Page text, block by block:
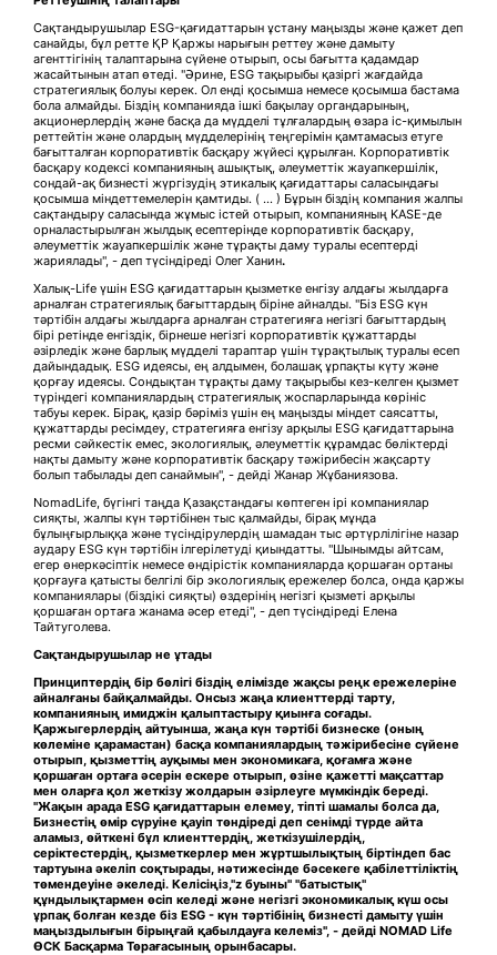
Сақтандырушылар ESG-қағидаттарын ұстану маңызды және қажет деп
санайды, бұл ретте ҚР Қаржы нарығын реттеу және дамыту
агенттігінің талаптарына сүйене отырып, осы бағытта қадамдар
жасайтынын атап өтеді. "Әрине, ESG тақырыбы қазіргі жағдайда
стратегиялық болуы керек. Ол енді қосымша немесе қосымша бастама
бола алмайды. Біздің компанияда ішкі бақылау органдарының,
акционерлердің және басқа да мүдделі тұлғалардың өзара іс-қимылын
реттейтін және олардың мүдделерінің теңгерімін қамтамасыз етуге
бағытталған корпоративтік басқару жүйесі құрылған. Корпоративтік
басқару кодексі компанияның ашықтық, әлеуметтік жауапкершілік,
сондай-ақ бизнесті жүргізудің этикалық қағидаттары саласындағы
қосымша міндеттемелерін қамтиды. ( ... ) Бұрын біздің компания жалпы
сақтандыру саласында жұмыс істей отырып, компанияның KASE-де
орналастырылған жылдық есептерінде корпоративтік басқару,
әлеуметтік жауапкершілік және тұрақты даму туралы есептерді
жариялады", - деп түсіндіреді Олег Ханин.
Халық-Life үшін ESG қағидаттарын қызметке енгізу алдағы жылдарға
арналған стратегиялық бағыттардың біріне айналды. "Біз ESG күн
тәртібін алдағы жылдарға арналған стратегияға негізгі бағыттардың
бірі ретінде енгіздік, бірнеше негізгі корпоративтік құжаттарды
әзірледік және барлық мүдделі тараптар үшін тұрақтылық туралы есеп
дайындадық. ESG идеясы, ең алдымен, болашақ ұрпақты күту және
қорғау идеясы. Сондықтан тұрақты даму тақырыбы кез-келген қызмет
түріндегі компаниялардың стратегиялық жоспарларында көрініс
табуы керек. Бірақ, қазір бәріміз үшін ең маңызды міндет саясатты,
құжаттарды ресімдеу, стратегияға енгізу арқылы ESG қағидаттарына
ресми сәйкестік емес, экологиялық, әлеуметтік құрамдас бөліктерді
нақты дамыту және корпоративтік басқару тәжірибесін жақсарту
болып табылады деп санаймын", - дейді Жанар Жұбаниязова.
NomadLife, бүгінгі таңда Қазақстандағы көптеген ірі компаниялар
сияқты, жалпы күн тәртібінен тыс қалмайды, бірақ мұнда
бұлыңғырлыққа және түсіндірулердің шамадан тыс әртүрлілігіне назар
аудару ESG күн тәртібін ілгерілетуді қиындатты. "Шынымды айтсам,
егер өнеркәсіптік немесе өндірістік компанияларда қоршаған ортаны
қорғауға қатысты белгілі бір экологиялық ережелер болса, онда қаржы
компаниялары (біздікі сияқты) өздерінің негізгі қызметі арқылы
қоршаған ортаға жанама әсер етеді", - деп түсіндіреді Елена
Тайтуголева.
Сақтандырушылар не ұтады
Принциптердің бір бөлігі біздің елімізде жақсы реңк ережелеріне
айналғаны байқалмайды. Онсыз жаңа клиенттерді тарту,
компанияның имиджін қалыптастыру қиынға соғады.
Қаржыгерлердің айтуынша, жаңа күн тәртібі бизнеске (оның
көлеміне қарамастан) басқа компаниялардың тәжірибесіне сүйене
отырып, қызметтің ауқымы мен экономикаға, қоғамға және
қоршаған ортаға әсерін ескере отырып, өзіне қажетті мақсаттар
мен оларға қол жеткізу жолдарын әзірлеуге мүмкіндік береді.
"Жақын арада ESG қағидаттарын елемеу, тіпті шамалы болса да,
Бизнестің өмір сүруіне қауіп төндіреді деп сенімді түрде айта
аламыз, өйткені бұл клиенттердің, жеткізушілердің,
серіктестердің, қызметкерлер мен жұртшылықтың біртіндеп бас
тартуына әкеліп соқтырады, нәтижесінде бәсекеге қабілеттіліктің
төмендеуіне әкеледі. Келісіңіз,"z буыны" "батыстық"
құндылықтармен өсіп келеді және негізгі экономикалық күш осы
ұрпақ болған кезде біз ESG - күн тәртібінің бизнесті дамыту үшін
маңыздылығын бірыңғай қабылдауға келеміз", - дейді NOMAD Life
ӨСК Басқарма Төрағасының орынбасары.